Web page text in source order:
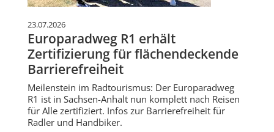
23.07.2026
Europaradweg R1 erhält
Zertifizierung für flächendeckende
Barrierefreiheit
Meilenstein im Radtourismus: Der Europaradweg
R1 ist in Sachsen-Anhalt nun komplett nach Reisen
für Alle zertifiziert. Infos zur Barrierefreiheit für
Radler und Handbiker.